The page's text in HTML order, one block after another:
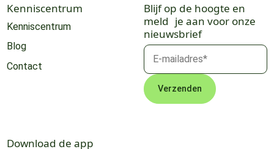
Kenniscentrum
Kenniscentrum
Blog
Contact
Blijf op de hoogte en
meld je aan voor onze
nieuwsbrief
Download de app